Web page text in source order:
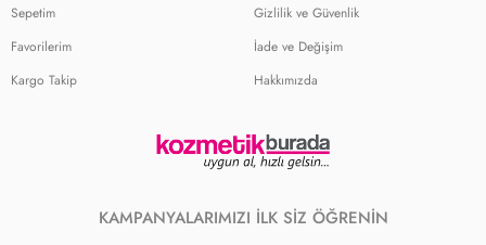
Sepetim
Favorilerim
Kargo Takip
Gizlilik ve Güvenlik
İade ve Değişim
Hakkımızda
KAMPANYALARIMIZI İLK SİZ ÖĞRENİN